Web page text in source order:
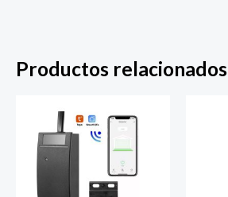
Productos relacionados